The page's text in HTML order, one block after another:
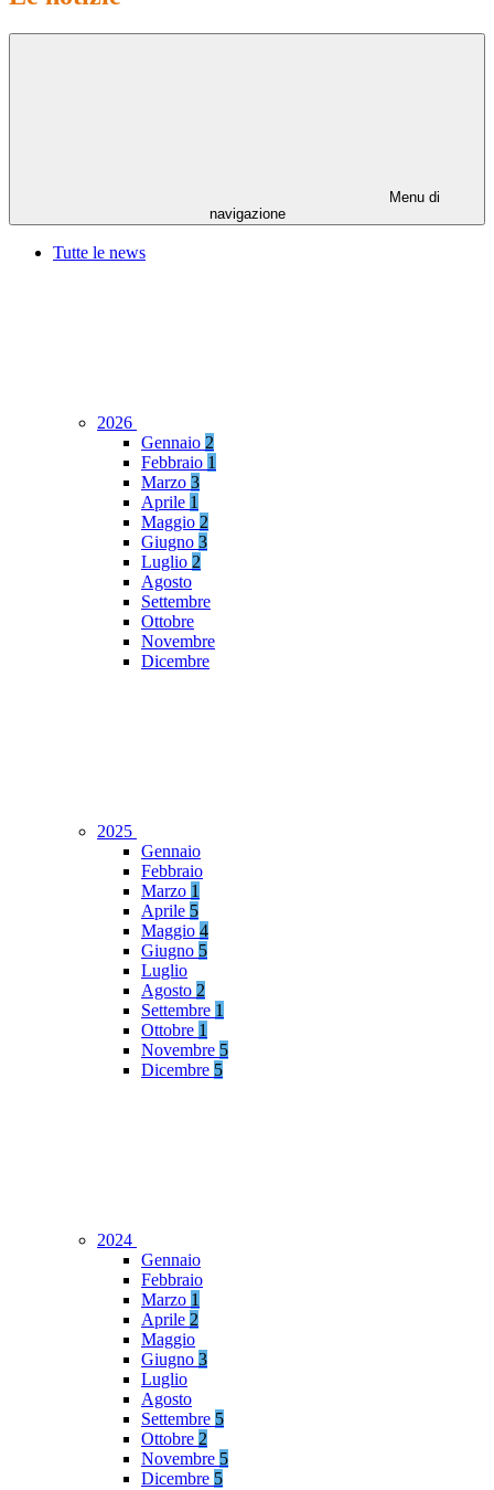
Menu di
navigazione
Tutte le news
2026
Gennaio 2
Febbraio 1
Marzo 3
Aprile 1
Maggio 2
Giugno 3
Luglio 2
Agosto
Settembre
Ottobre
Novembre
Dicembre
2025
Gennaio
Febbraio
Marzo 1
Aprile 5
Maggio 4
Giugno 5
Luglio
Agosto 2
Settembre 1
Ottobre 1
Novembre 5
Dicembre 5
2024
Gennaio
Febbraio
Marzo 1
Aprile 2
Maggio
Giugno 3
Luglio
Agosto
Settembre 5
Ottobre 2
Novembre 5
Dicembre 5